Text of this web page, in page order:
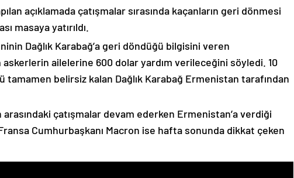
açıklamada çatışmalar sırasında kaçanların geri dönmesi
masaya yatırıldı.
Dağlık Karabağ’a geri döndüğü bilgisini veren
ailelerine 600 dolar yardım verileceğini söyledi. 10
tamamen belirsiz kalan Dağlık Karabağ Ermenistan tarafından
çatışmalar devam ederken Ermenistan’a verdiği
Cumhurbaşkanı Macron ise hafta sonunda dikkat çeken